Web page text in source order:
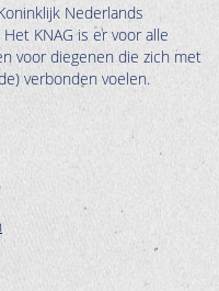
Nederlands
KNAG is er voor alle
voor diegenen die zich met
verbonden voelen.